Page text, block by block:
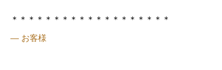
＊＊＊＊＊＊＊＊＊＊＊＊＊＊＊＊＊＊＊
— お客様